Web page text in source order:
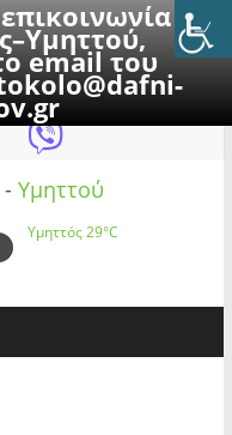
με
email του
2026
- Υμηττού
Υμηττός29°C